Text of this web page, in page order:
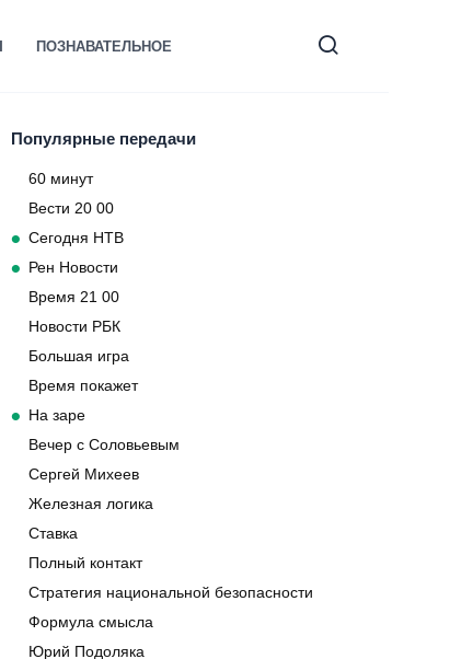
ПОЗНАВАТЕЛЬНОЕ
Популярные передачи
60 минут
Вести 20 00
Сегодня НТВ
Рен Новости
Время 21 00
Новости РБК
Большая игра
Время покажет
На заре
Вечер с Соловьевым
Сергей Михеев
Железная логика
Ставка
Полный контакт
Стратегия национальной безопасности
Формула смысла
Юрий Подоляка